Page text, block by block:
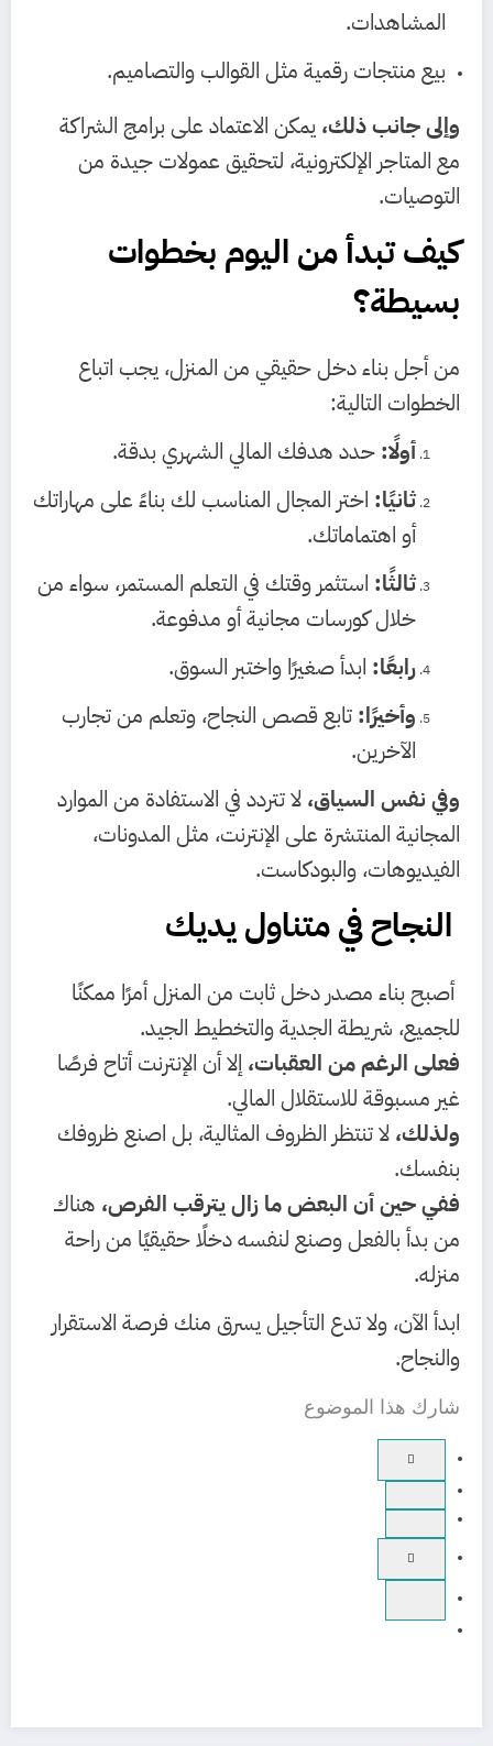
المشاهدات.
بيع منتجات رقمية مثل القوالب والتصاميم.
وإلى جانب ذلك، يمكن الاعتماد على برامج الشراكة
مع المتاجر الإلكترونية، لتحقيق عمولات جيدة من
التوصيات.
كيف تبدأ من اليوم بخطوات
بسيطة؟
من أجل بناء دخل حقيقي من المنزل، يجب اتباع
الخطوات التالية:
أولًا: حدد هدفك المالي الشهري بدقة.
ثانيًا: اختر المجال المناسب لك بناءً على مهاراتك
أو اهتماماتك.
ثالثًا: استثمر وقتك في التعلم المستمر، سواء من
خلال كورسات مجانية أو مدفوعة.
رابعًا: ابدأ صغيرًا واختبر السوق.
وأخيرًا: تابع قصص النجاح، وتعلم من تجارب
الآخرين.
وفي نفس السياق، لا تتردد في الاستفادة من الموارد
المجانية المنتشرة على الإنترنت، مثل المدونات،
الفيديوهات، والبودكاست.
النجاح في متناول يديك
أصبح بناء مصدر دخل ثابت من المنزل أمرًا ممكنًا
للجميع، شريطة الجدية والتخطيط الجيد.
فعلى الرغم من العقبات، إلا أن الإنترنت أتاح فرصًا
غير مسبوقة للاستقلال المالي.
ولذلك، لا تنتظر الظروف المثالية، بل اصنع ظروفك
بنفسك.
ففي حين أن البعض ما زال يترقب الفرص، هناك
من بدأ بالفعل وصنع لنفسه دخلًا حقيقيًا من راحة
منزله.
ابدأ الآن، ولا تدع التأجيل يسرق منك فرصة الاستقرار
والنجاح.
شارك هذا الموضوع